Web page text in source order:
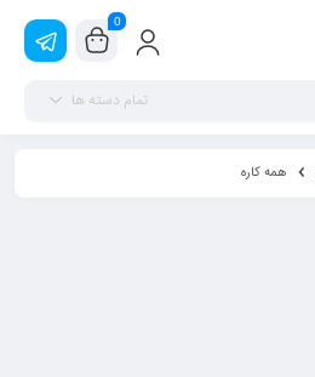
0
تمام دسته ها
همه کاره